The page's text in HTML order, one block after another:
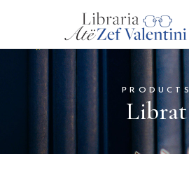
PRODUCTS
Librat